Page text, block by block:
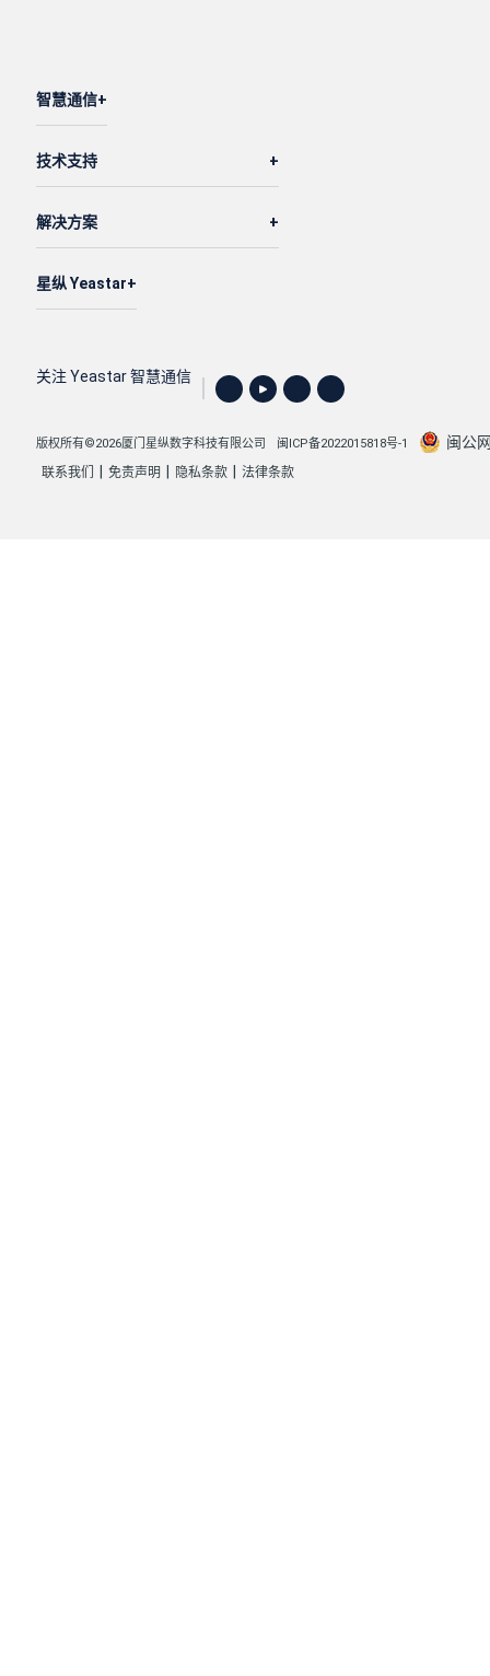
智慧通信
技术支持
解决方案
星纵 Yeastar
关注 Yeastar 智慧通信
版权所有©2026厦门星纵数字科技有限公司 闽ICP备2022015818号-1 闽公
联系我们 免责声明 隐私条款 法律条款